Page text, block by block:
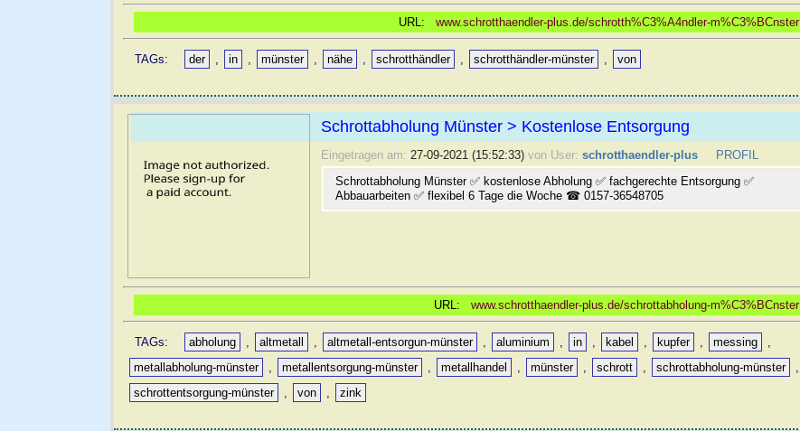
URL: www.schrotthaendler-plus.de/schrotth%C3%A4ndler-m%C3%BCnster
TAGs: der , in , münster , nähe , schrotthändler , schrotthändler-münster , von
Schrottabholung Münster > Kostenlose Entsorgung
Eingetragen am: 27-09-2021 (15:52:33) von User: schrotthaendler-plus
PROFIL
Schrottabholung Münster ✅ kostenlose Abholung ✅ fachgerechte Entsorgung ✅
Abbauarbeiten ✅ flexibel 6 Tage die Woche ☎ 0157-36548705
URL: www.schrotthaendler-plus.de/schrottabholung-m%C3%BCnster
TAGs: abholung , altmetall , altmetall-entsorgun-münster , aluminium , in , kabel , kupfer , messing
,
metallabholung-münster
, metallentsorgung-münster , metallhandel , münster , schrott , schrottabholung-münster
,
schrottentsorgung-münster
, von , zink